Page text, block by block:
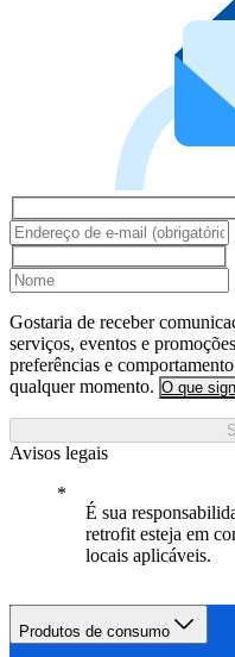
Gostaria de receber
serviços, eventos e
preferências e
qualquer momento. O que
Avisos legais
É sua
retrofit esteja em
locais aplicáveis.
Produtos de consumo